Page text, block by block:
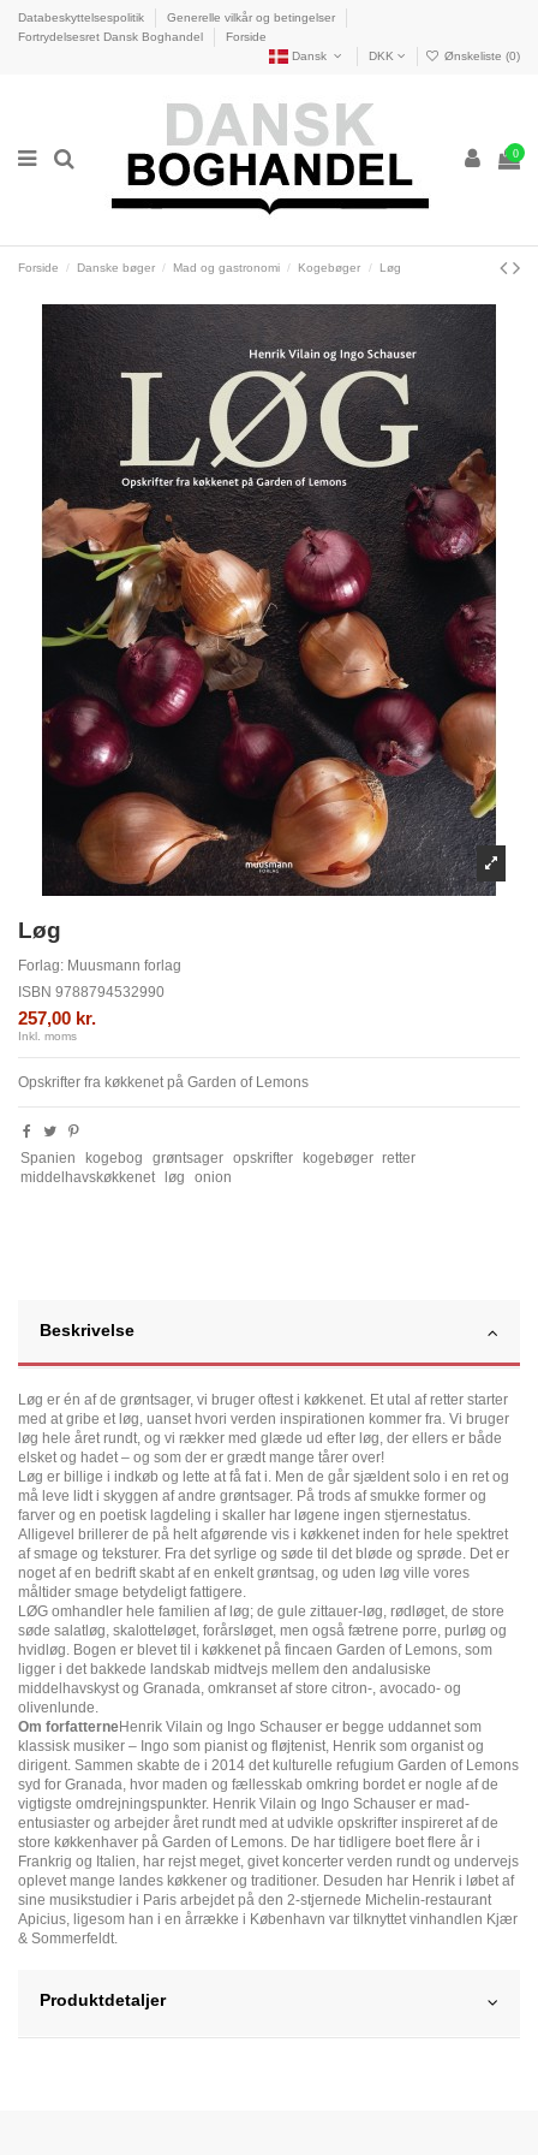
Databeskyttelsespolitik
Generelle vilkår og betingelser
Fortrydelsesret Dansk Boghandel
Forside
Dansk
DKK Ønskeliste (0)
0
Forside Danske bøger Mad og gastronomi Kogebøger Løg
Løg
Forlag: Muusmann forlag
ISBN 9788794532990
257,00 kr.
Inkl. moms
Opskrifter fra køkkenet på Garden of Lemons
Spanien kogebog grøntsager opskrifter kogebøger retter
middelhavskøkkenet løg onion
Beskrivelse
Løg er én af de grøntsager, vi bruger oftest i køkkenet. Et utal af retter starter
med at gribe et løg, uanset hvori verden inspirationen kommer fra. Vi bruger
løg hele året rundt, og vi rækker med glæde ud efter løg, der ellers er både
elsket og hadet – og som der er grædt mange tårer over!
Løg er billige i indkøb og lette at få fat i. Men de går sjældent solo i en ret og
må leve lidt i skyggen af andre grøntsager. På trods af smukke former og
farver og en poetisk lagdeling i skaller har løgene ingen stjernestatus.
Alligevel brillerer de på helt afgørende vis i køkkenet inden for hele spektret
af smage og teksturer. Fra det syrlige og søde til det bløde og sprøde. Det er
noget af en bedrift skabt af en enkelt grøntsag, og uden løg ville vores
måltider smage betydeligt fattigere.
LØG omhandler hele familien af løg; de gule zittauer-løg, rødløget, de store
søde salatløg, skalotteløget, forårsløget, men også fætrene porre, purløg og
hvidløg. Bogen er blevet til i køkkenet på fincaen Garden of Lemons, som
ligger i det bakkede landskab midtvejs mellem den andalusiske
middelhavskyst og Granada, omkranset af store citron-, avocado- og
olivenlunde.
Om forfatterneHenrik Vilain og Ingo Schauser er begge uddannet som
klassisk musiker – Ingo som pianist og fløjtenist, Henrik som organist og
dirigent. Sammen skabte de i 2014 det kulturelle refugium Garden of Lemons
syd for Granada, hvor maden og fællesskab omkring bordet er nogle af de
vigtigste omdrejningspunkter. Henrik Vilain og Ingo Schauser er mad-
entusiaster og arbejder året rundt med at udvikle opskrifter inspireret af de
store køkkenhaver på Garden of Lemons. De har tidligere boet flere år i
Frankrig og Italien, har rejst meget, givet koncerter verden rundt og undervejs
oplevet mange landes køkkener og traditioner. Desuden har Henrik i løbet af
sine musikstudier i Paris arbejdet på den 2-stjernede Michelin-restaurant
Apicius, ligesom han i en årrække i København var tilknyttet vinhandlen Kjær
& Sommerfeldt.
Produktdetaljer